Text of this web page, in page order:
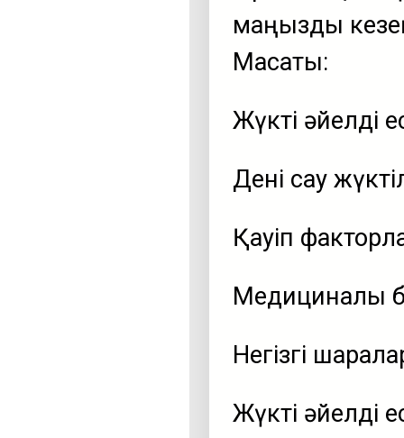
маңызды
Мақсаты:
Жүкті әйелді
Дені сау
Қауіп
Медициналық
Негізгі
Жүкті әйелді